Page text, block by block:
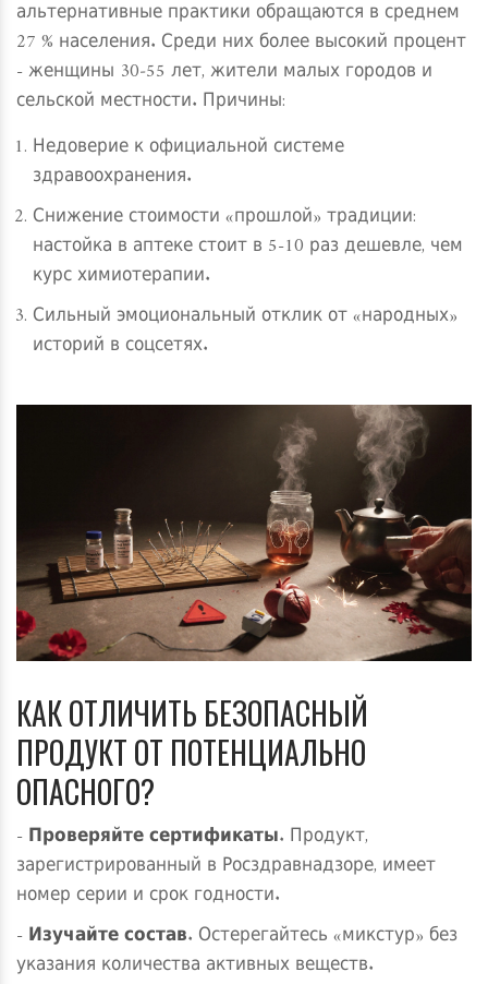
альтернативные практики обращаются в среднем
27 % населения. Среди них более высокий процент
- женщины 30‑55 лет, жители малых городов и
сельской местности. Причины:
Недоверие к официальной системе
здравоохранения.
Снижение стоимости «прошлой» традиции:
настойка в аптеке стоит в 5-10 раз дешевле, чем
курс химиотерапии.
Сильный эмоциональный отклик от «народных»
историй в соцсетях.
КАК ОТЛИЧИТЬ БЕЗОПАСНЫЙ
ПРОДУКТ ОТ ПОТЕНЦИАЛЬНО
ОПАСНОГО?
- Проверяйте сертификаты. Продукт,
зарегистрированный в Росздравнадзоре, имеет
номер серии и срок годности.
- Изучайте состав. Остерегайтесь «микстур» без
указания количества активных веществ.